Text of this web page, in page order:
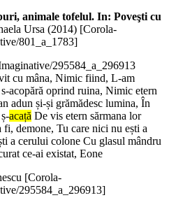
animale tofelul. In: Poveşti cu
Ursa (2014) [Corola-
801_a_1783]
295584_a_296913
cu mâna, Nimic fiind, L-am
acopără oprind ruina, Nimic etern
adun și-și grămădesc lumina, În
acață De vis etern sărmana lor
demone, Tu care nici nu ești a
a cerului colone Cu glasul mândru
ce-ai existat, Eone
[Corola-
295584_a_296913]